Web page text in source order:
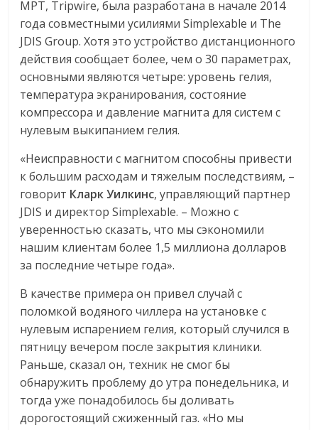
МРТ, Tripwire, была разработана в начале 2014
года совместными усилиями Simplexable и The
JDIS Group. Хотя это устройство дистанционного
действия сообщает более, чем о 30 параметрах,
основными являются четыре: уровень гелия,
температура экранирования, состояние
компрессора и давление магнита для систем с
нулевым выкипанием гелия.
«Неисправности с магнитом способны привести
к большим расходам и тяжелым последствиям, –
говорит Кларк Уилкинс, управляющий партнер
JDIS и директор Simplexable. – Можно с
уверенностью сказать, что мы сэкономили
нашим клиентам более 1,5 миллиона долларов
за последние четыре года».
В качестве примера он привел случай с
поломкой водяного чиллера на установке с
нулевым испарением гелия, который случился в
пятницу вечером после закрытия клиники.
Раньше, сказал он, техник не смог бы
обнаружить проблему до утра понедельника, и
тогда уже понадобилось бы доливать
дорогостоящий сжиженный газ. «Но мы